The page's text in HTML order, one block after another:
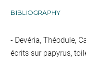
BIBLIOGRAPHY
Devéria, Théodule,
écrits sur papyrus,